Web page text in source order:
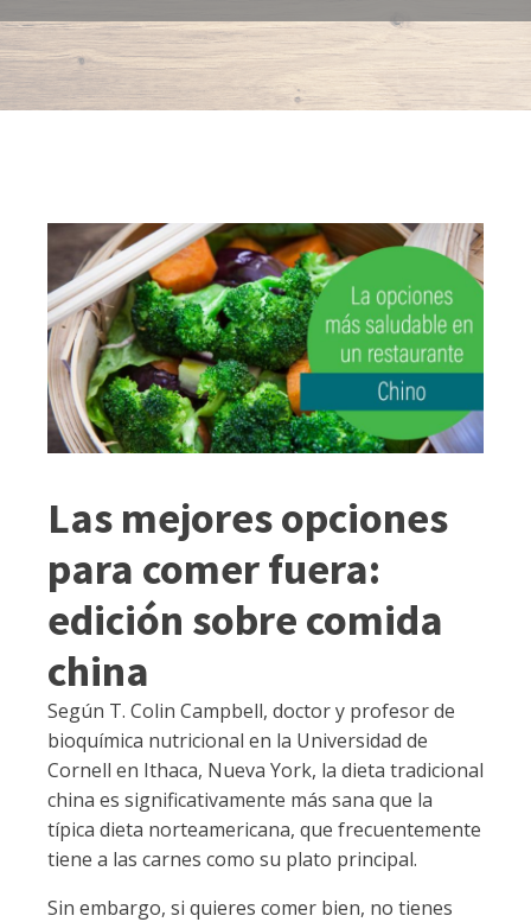
Las mejores opciones
para comer fuera:
edición sobre comida
china
Según T. Colin Campbell, doctor y profesor de
bioquímica nutricional en la Universidad de
Cornell en Ithaca, Nueva York, la dieta tradicional
china es significativamente más sana que la
típica dieta norteamericana, que frecuentemente
tiene a las carnes como su plato principal.
Sin embargo, si quieres comer bien, no tienes